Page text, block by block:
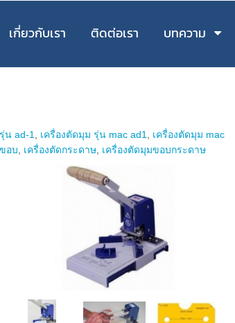
เกี่ยวกับเรา ติดต่อเรา บทความ
น ad-1 เครื่องตัดมุม รุ่น mac ad1
เครื่องตัดมุม mac
อบ เครื่องตัดกระดาษ เครื่องตัดมุมขอบกระดาษ